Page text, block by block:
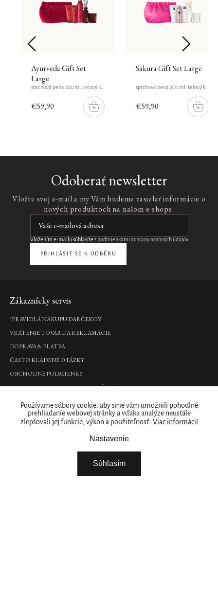
Používame súbory cookie, aby sme vám umožnili pohodlné
prehliadanie webovej stránky a vďaka analýze neustále
zlepšovali jej funkcie, výkon a použiteľnosť. Viac informácií
Nastavenie
Súhlasím
Ayurveda Gift Set
Large
€59,90
DO
KOŠÍKU
sprchová pena 200 ml, telový krém 150 ml, vonná sviečka 140 g, vonné mini sviečky 70 ml, balzam na ruky 70 ml
Sakura Gift Set Large
€59,90
DO
sprchová pena 200 ml, telový krém 150 ml, vonná sviečka 140 g, vonné miniprodukty 70 ml, telová pena 150 ml
Odoberať newsletter
Vložte svoj e-mail a my Vám budeme zasielať informácie o
nových produktoch na našom e-shope.
Vložením e-mailu súhlasíte s podmienkami ochrany osobných údajov
PŘIHLÁSIT SE K ODBĚRU
Zápätie
Zákaznícky servis
*PRAVIDLÁ NÁKUPU DARČEKOV
VRÁTENIE TOVARU A REKLAMÁCIE
DOPRAVA & PLATBA
ČASTO KLADENÉ OTÁZKY
OBCHODNÉ PODMIENKY
PODMIENKY OCHRANY OSOBNÝCH ÚDAJOV
Kde nás nájdete
PREDAJNY